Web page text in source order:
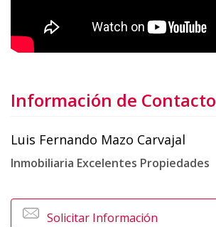
Información de Contacto
Luis Fernando Mazo Carvajal
Inmobiliaria Excelentes Propiedades
Solicitar Información